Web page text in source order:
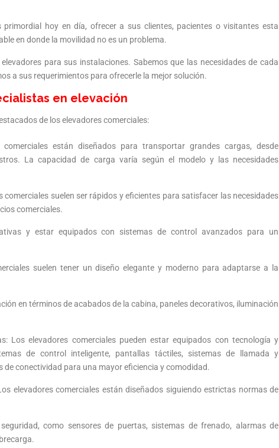
hoy en día, ofrecer a sus clientes, pacientes o visitantes esta
en donde la movilidad no es un problema.
para sus instalaciones. Sabemos que las necesidades de cada
a sus requerimientos para ofrecerle la mejor solución.
en elevación
de los elevadores comerciales:
están diseñados para transportar grandes cargas, desde
La capacidad de carga varía según el modelo y las necesidades
comerciales suelen ser rápidos y eficientes para satisfacer las necesidades
comerciales.
y estar equipados con sistemas de control avanzados para un
suelen tener un diseño elegante y moderno para adaptarse a la
en términos de acabados de la cabina, paneles decorativos, iluminación
Los elevadores comerciales pueden estar equipados con tecnología y
de control inteligente, pantallas táctiles, sistemas de llamada y
de conectividad para una mayor eficiencia y comodidad.
elevadores comerciales están diseñados siguiendo estrictas normas de
como sensores de puertas, sistemas de frenado, alarmas de